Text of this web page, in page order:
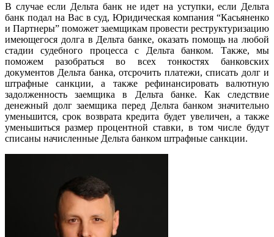
В случае если Дельта банк не идет на уступки, если Дельта
банк подал на Вас в суд, Юридическая компания “Касьяненко
и Партнеры” поможет заемщикам провести реструктуризацию
имеющегося долга в Дельта банке, оказать помощь на любой
стадии судебного процесса с Дельта банком. Также, мы
поможем разобраться во всех тонкостях банковских
документов Дельта банка, отсрочить платежи, списать долг и
штрафные санкции, а также рефинансировать валютную
задолженность заемщика в Дельта банке. Как следствие
денежный долг заемщика перед Дельта банком значительно
уменьшится, срок возврата кредита будет увеличен, а также
уменьшиться размер процентной ставки, в том числе будут
списаны начисленные Дельта банком штрафные санкции.